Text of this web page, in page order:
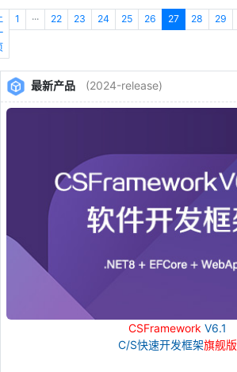
1 ··· 22 23 24 25 26 27 28 29
最新产品 (2024-release)
CSFramework V6.1
C/S快速开发框架旗舰版